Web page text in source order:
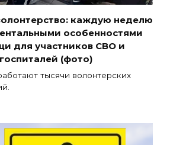
каждую неделю
особенностями
для участников СВО и
(фото)
тысячи волонтерских